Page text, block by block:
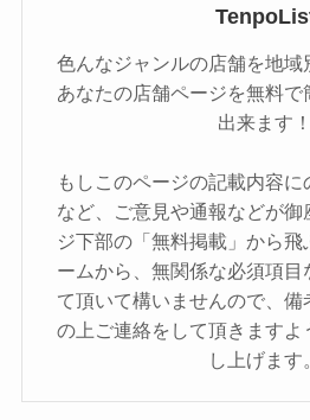
色んなジャンルの店舗を地域
あなたの店舗ページを無料
出来ます！
もしこのページの記載内容
など、ご意見や通報などが御
ジ下部の「無料掲載」から飛
ームから、無関係な必須項目
て頂いて構いませんので、備
の上ご連絡をして頂きますよ
し上げます。